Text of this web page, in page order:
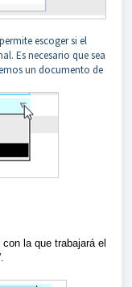
escoger si el
Es necesario que sea
un documento de
la que trabajará el